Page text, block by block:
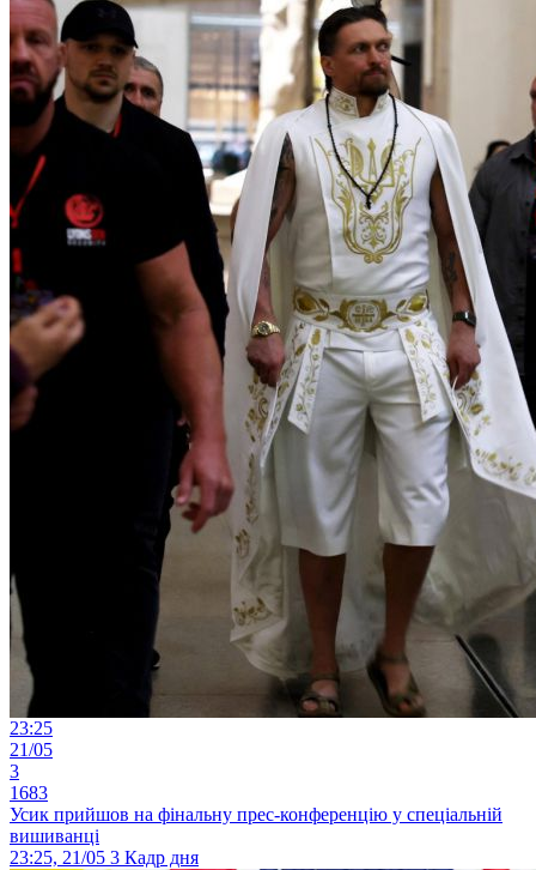
23:25
21/05
3
1683
Усик прийшов на фінальну прес-конференцію у спеціальній
вишиванці
23:25, 21/05 3 Кадр дня